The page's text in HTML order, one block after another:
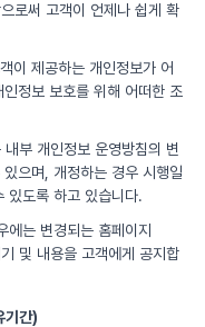
로써 고객이 언제나 쉽게 확
이 제공하는 개인정보가 어
정보 보호를 위해 어떠한 조
부 개인정보 운영방침의 변
으며, 개정하는 경우 시행일
있도록 하고 있습니다.
는 변경되는 홈페이지
및 내용을 고객에게 공지합
기간)